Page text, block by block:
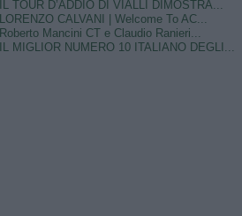
IL TOUR D’ADDIO DI VIALLI DIMOSTRA...
LORENZO CALVANI | Welcome To AC...
Roberto Mancini CT e Claudio Ranieri...
IL MIGLIOR NUMERO 10 ITALIANO DEGLI...